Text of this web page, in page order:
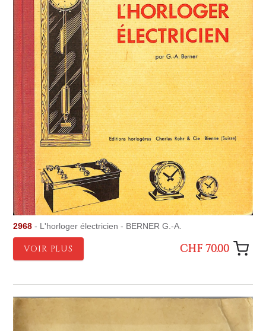
2968 - L'horloger électricien - BERNER G.-A.
VOIR PLUS CHF 70.00